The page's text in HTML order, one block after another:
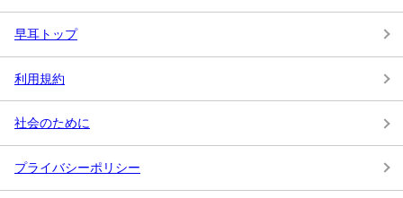
早耳トップ
利用規約
社会のために
プライバシーポリシー